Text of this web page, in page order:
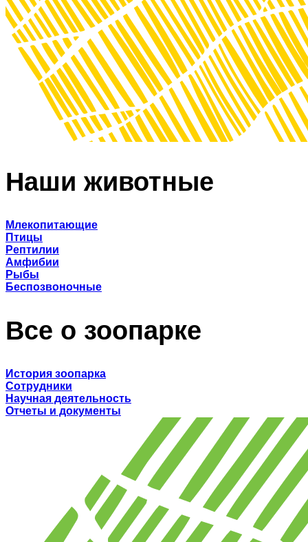
Наши животные
Млекопитающие
Птицы
Рептилии
Амфибии
Рыбы
Беспозвоночные
Все о зоопарке
История зоопарка
Сотрудники
Научная деятельность
Отчеты и документы